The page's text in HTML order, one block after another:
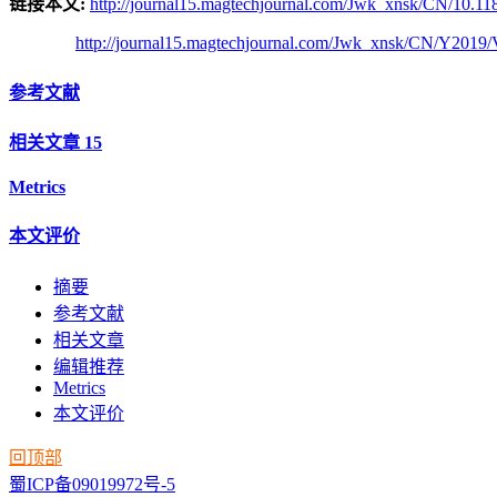
链接本文: http://journal15.magtechjournal.com/Jwk_xnsk/CN/
http://journal15.magtechjournal.com/Jwk_xnsk/CN/
参考文献
相关文章 15
Metrics
本文评价
摘要
参考文献
相关文章
编辑推荐
Metrics
本文评价
回顶部
蜀ICP备09019972号-5